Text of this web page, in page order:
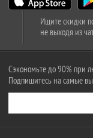
Ищите скидки
не выходя из
Сэкономьте до 90% при
Подпишитесь на самые